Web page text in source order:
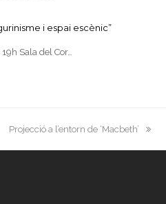
i espai escènic”
Sala del Cor…
next
Projecció a l’entorn de ‘Macbeth’